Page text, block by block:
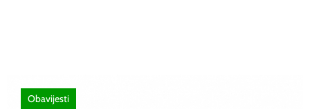
Obavijesti